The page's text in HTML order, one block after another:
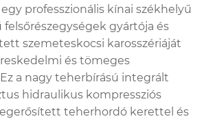
professzionális kínai székhelyű
felsőrészegységek gyártója és
szemeteskocsi karosszériáját
és tömeges
a nagy teherbírású integrált
hidraulikus kompressziós
teherhordó kerettel és